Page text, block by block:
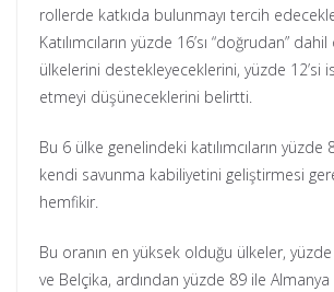
rollerde katkıda bulunmayı tercih
Katılımcıların yüzde 16’sı “doğrudan”
ülkelerini destekleyeceklerini, yüzde 12’si
etmeyi düşüneceklerini belirtti.
Bu 6 ülke genelindeki katılımcıların yüzde
kendi savunma kabiliyetini geliştirmesi
hemfikir.
Bu oranın en yüksek olduğu ülkeler,
ve Belçika, ardından yüzde 89 ile